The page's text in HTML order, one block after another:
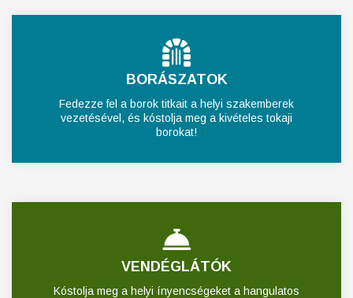
BORÁSZATOK
Fedezze fel a borok titkait a helyi szakemberek
vezetésével, és kóstolja meg a kivételes tokaji
borokat!
VENDÉGLÁTÓK
Kóstolja meg a helyi ínyencségeket a hangulatos